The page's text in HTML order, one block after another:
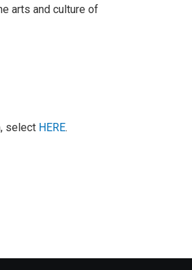
arts and culture of
select HERE.